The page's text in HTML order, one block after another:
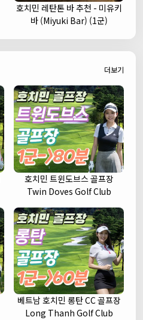
호치민 레탄톤 바 추천 - 미유키
바 (Miyuki Bar) (1군)
더보기
호치민 트윈도브스 골프장
Twin Doves Golf Club
베트남 호치민 롱탄 CC 골프장
Long Thanh Golf Club